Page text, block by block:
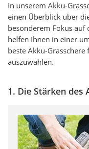
In unserem Akku-
einen Überblick über
besonderem Fokus
helfen Ihnen in einer
beste Akku-
auszuwählen.
1. Die Stärken des